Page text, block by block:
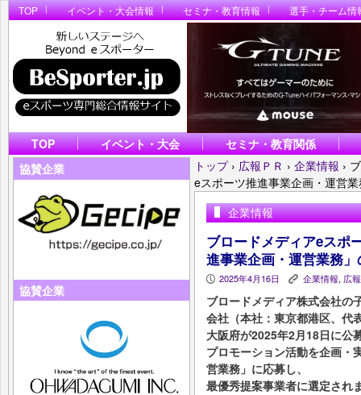
TOP イベント・大会情報 セミナ・教育情報 選手・チーム情
TOP イベント・大会
セミナ・教育関係
協賛企業
協賛企業
トップ › 広報ＰＲ › 企業情報 ›
eスポーツ推進事業企画・運営
企業情報
ブロードメディアeスポ
進事業企画・運営業務
P 2025年4月16日 K 企業情報, 広
ブロードメディア株式会社の
会社（本社：東京都港区、代
大阪府が2025年2月18日に公
プロモーション活動を企画・
営業務」に応募し、
最優秀提案事業者に選定され